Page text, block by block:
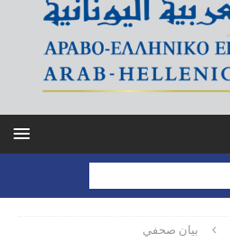
بيان صحفي